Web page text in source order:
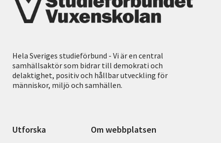
Hela Sveriges studieförbund - Vi är en central
samhällsaktör som bidrar till demokrati och
delaktighet, positiv och hållbar utveckling för
människor, miljö och samhällen.
Utforska Om webbplatsen